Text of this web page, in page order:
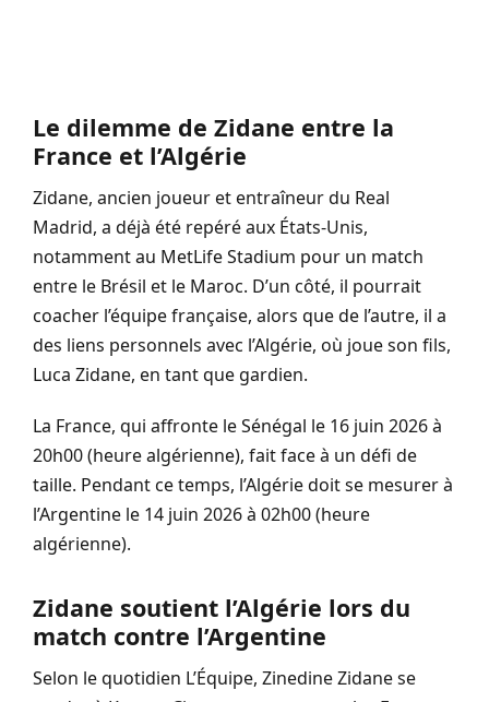
Le dilemme de Zidane entre la
France et l’Algérie
Zidane, ancien joueur et entraîneur du Real
Madrid, a déjà été repéré aux États-Unis,
notamment au MetLife Stadium pour un match
entre le Brésil et le Maroc. D’un côté, il pourrait
coacher l’équipe française, alors que de l’autre, il a
des liens personnels avec l’Algérie, où joue son fils,
Luca Zidane, en tant que gardien.
La France, qui affronte le Sénégal le 16 juin 2026 à
20h00 (heure algérienne), fait face à un défi de
taille. Pendant ce temps, l’Algérie doit se mesurer à
l’Argentine le 14 juin 2026 à 02h00 (heure
algérienne).
Zidane soutient l’Algérie lors du
match contre l’Argentine
Selon le quotidien L’Équipe, Zinedine Zidane se